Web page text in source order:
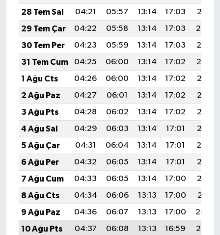
28 Tem Sal
04:21 05:57 13:14 17:03
20:21
29 Tem Çar
04:22 05:58 13:14 17:03
20:20
30 Tem Per
04:23 05:59 13:14 17:03
20:19
31 Tem Cum
04:25 06:00 13:14 17:02
20:19
1 Ağu Cts
04:26 06:00 13:14 17:02
20:18
2 Ağu Paz
04:27 06:01 13:14 17:02
20:17
3 Ağu Pts
04:28 06:02 13:14 17:02
20:16
4 Ağu Sal
04:29 06:03 13:14 17:01
20:15
5 Ağu Çar
04:31 06:04 13:14 17:01
20:14
6 Ağu Per
04:32 06:05 13:14 17:01
20:13
7 Ağu Cum
04:33 06:05 13:14 17:00
20:12
8 Ağu Cts
04:34 06:06 13:13 17:00
20:11
9 Ağu Paz
04:36 06:07 13:13 17:00
20:09
10 Ağu Pts
04:37 06:08 13:13 16:59
20:08